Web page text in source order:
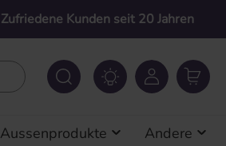
Zufriedene Kunden seit 20 Jahren
Aussenprodukte Andere